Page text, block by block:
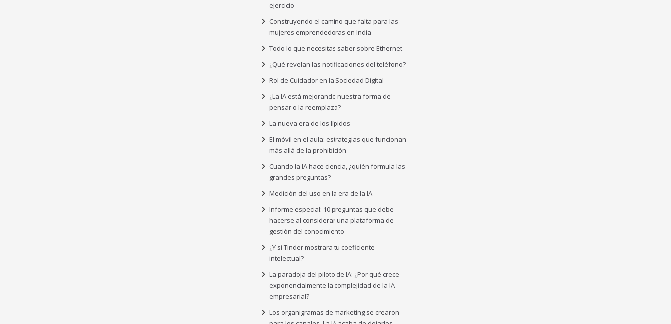
ejercicio
Construyendo el camino que falta para las
mujeres emprendedoras en India
Todo lo que necesitas saber sobre Ethernet
¿Qué revelan las notificaciones del teléfono?
Rol de Cuidador en la Sociedad Digital
¿La IA está mejorando nuestra forma de
pensar o la reemplaza?
La nueva era de los lípidos
El móvil en el aula: estrategias que funcionan
más allá de la prohibición
Cuando la IA hace ciencia, ¿quién formula las
grandes preguntas?
Medición del uso en la era de la IA
Informe especial: 10 preguntas que debe
hacerse al considerar una plataforma de
gestión del conocimiento
¿Y si Tinder mostrara tu coeficiente
intelectual?
La paradoja del piloto de IA: ¿Por qué crece
exponencialmente la complejidad de la IA
empresarial?
Los organigramas de marketing se crearon